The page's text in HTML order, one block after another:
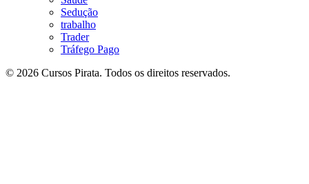
Sedução
trabalho
Trader
Tráfego Pago
© 2026 Cursos Pirata. Todos os direitos reservados.